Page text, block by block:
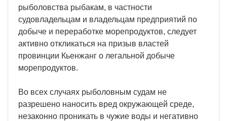
рыболовства рыбакам, в частности
судовладельцам и владельцам предприятий по
добыче и переработке морепродуктов, следует
активно откликаться на призыв властей
провинции Кьенжанг о легальной добыче
морепродуктов.
Во всех случаях рыболовным судам не
разрешено наносить вред окружающей среде,
незаконно проникать в чужие воды и негативно